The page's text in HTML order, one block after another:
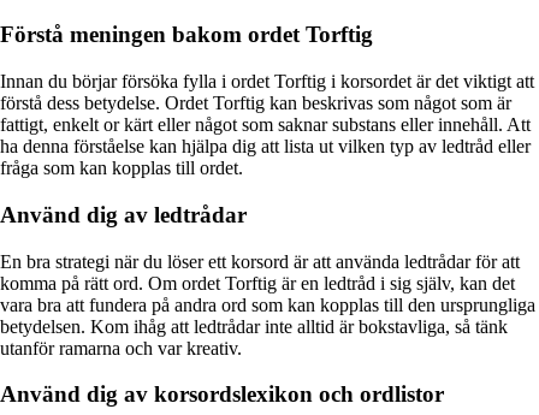
Förstå meningen bakom ordet Torftig
Innan du börjar försöka fylla i ordet Torftig i korsordet är det viktigt att
förstå dess betydelse. Ordet Torftig kan beskrivas som något som är
fattigt, enkelt or kärt eller något som saknar substans eller innehåll. Att
ha denna förståelse kan hjälpa dig att lista ut vilken typ av ledtråd eller
fråga som kan kopplas till ordet.
Använd dig av ledtrådar
En bra strategi när du löser ett korsord är att använda ledtrådar för att
komma på rätt ord. Om ordet Torftig är en ledtråd i sig själv, kan det
vara bra att fundera på andra ord som kan kopplas till den ursprungliga
betydelsen. Kom ihåg att ledtrådar inte alltid är bokstavliga, så tänk
utanför ramarna och var kreativ.
Använd dig av korsordslexikon och ordlistor